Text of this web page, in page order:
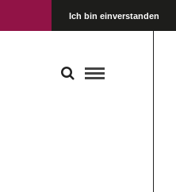
Ich bin einverstanden